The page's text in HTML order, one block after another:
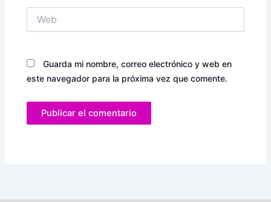
Guarda mi nombre, correo electrónico y web en
este navegador para la próxima vez que comente.